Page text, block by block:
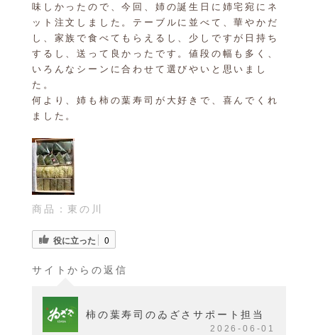
味しかったので、今回、姉の誕生日に姉宅宛にネ
ット注文しました。テーブルに並べて、華やかだ
し、家族で食べてもらえるし、少しですが日持ち
するし、送って良かったです。値段の幅も多く、
いろんなシーンに合わせて選びやいと思いまし
た。
何より、姉も柿の葉寿司が大好きで、喜んでくれ
ました。
商品：東の川
役に立った 0
サイトからの返信
柿の葉寿司のゐざさサポート担当
2026-06-01